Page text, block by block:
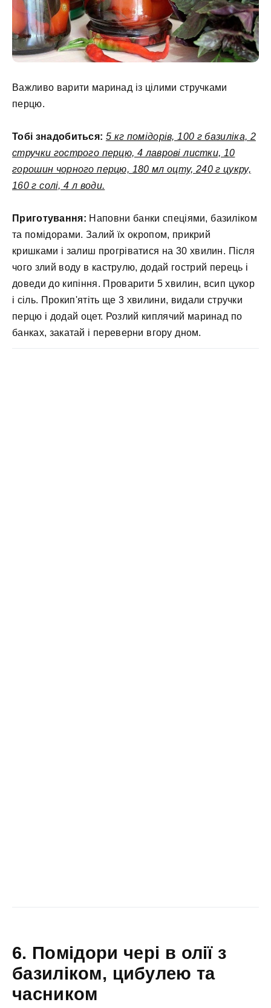
Важливо варити маринад із цілими стручками
перцю.
Тобі знадобиться: 5 кг помідорів, 100 г базиліка, 2
стручки гострого перцю, 4 лаврові листки, 10
горошин чорного перцю, 180 мл оцту, 240 г цукру,
160 г солі, 4 л води.
Приготування: Наповни банки спеціями, базиліком
та помідорами. Залий їх окропом, прикрий
кришками і залиш прогріватися на 30 хвилин. Після
чого злий воду в каструлю, додай гострий перець і
доведи до кипіння. Проварити 5 хвилин, всип цукор
і сіль. Прокип'ятіть ще 3 хвилини, видали стручки
перцю і додай оцет. Розлий киплячий маринад по
банках, закатай і переверни вгору дном.
6. Помідори чері в олії з
базиліком, цибулею та
часником